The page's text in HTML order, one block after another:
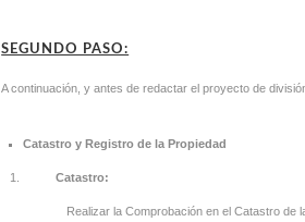
SEGUNDO PASO:
A continuación, y antes de redactar el proyecto de
Catastro y Registro de la Propiedad
Catastro:
Realizar la Comprobación en el Catastro